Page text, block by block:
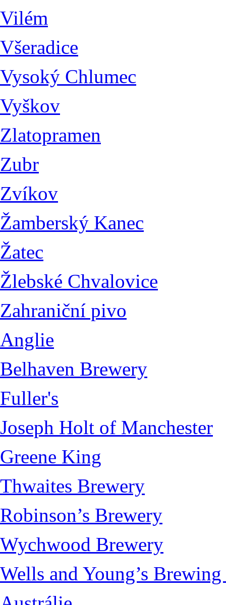
Vilém
Všeradice
Vysoký Chlumec
Vyškov
Zlatopramen
Zubr
Zvíkov
Žamberský Kanec
Žatec
Žlebské Chvalovice
Zahraniční pivo
Anglie
Belhaven Brewery
Fuller's
Joseph Holt of Manchester
Greene King
Thwaites Brewery
Robinson’s Brewery
Wychwood Brewery
Wells and Young’s